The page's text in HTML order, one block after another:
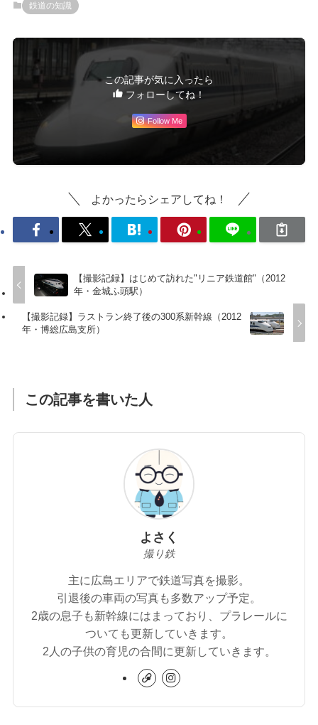
鉄道の知識
この記事が気に入ったら
フォローしてね！
Follow Me
よかったらシェアしてね！
【撮影記録】はじめて訪れた"リニア鉄道館"（2012
年・金城ふ頭駅）
【撮影記録】ラストラン終了後の300系新幹線（2012
年・博総広島支所）
この記事を書いた人
よさく
撮り鉄
主に広島エリアで鉄道写真を撮影。
引退後の車両の写真も多数アップ予定。
2歳の息子も新幹線にはまっており、プラレールに
ついても更新していきます。
2人の子供の育児の合間に更新していきます。